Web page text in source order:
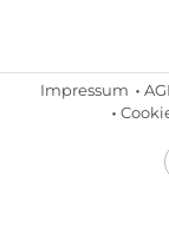
Impressum